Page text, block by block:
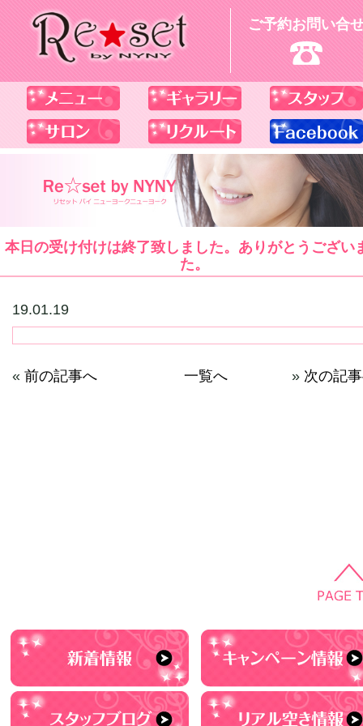
ご予約お問い合
本日の受け付けは終了致しました。ありがとうござい
た。
19.01.19
« 前の記事へ 一覧へ » 次の記